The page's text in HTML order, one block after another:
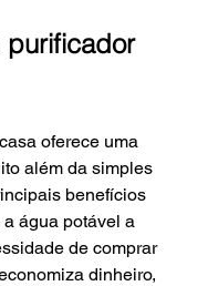
purificador
oferece uma
além da simples
benefícios
água potável a
de comprar
dinheiro,